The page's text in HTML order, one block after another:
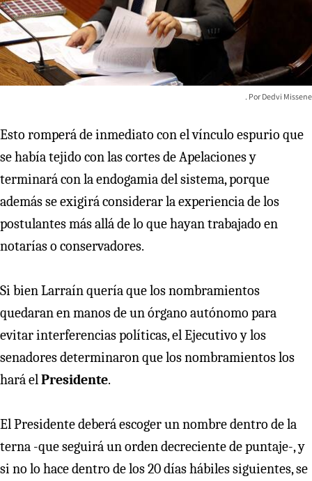
Dedvi Missene
Esto romperá de inmediato con el vínculo espurio que
se había tejido con las cortes de Apelaciones y
terminará con la endogamia del sistema, porque
además se exigirá considerar la experiencia de los
postulantes más allá de lo que hayan trabajado en
notarías o conservadores.
Si bien Larraín quería que los nombramientos
quedaran en manos de un órgano autónomo para
evitar interferencias políticas, el Ejecutivo y los
senadores determinaron que los nombramientos los
hará elPresidente.
El Presidente deberá escoger un nombre dentro de la
terna -que seguirá un orden decreciente de puntaje-, y
si no lo hace dentro de los 20 días hábiles siguientes, se